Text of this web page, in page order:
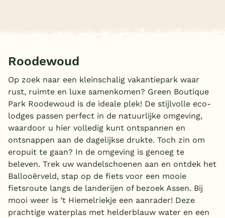
Blog
Onze e-boeken
Roodewoud
Op zoek naar een kleinschalig vakantiepark waar
rust, ruimte en luxe samenkomen? Green Boutique
Park Roodewoud is de ideale plek! De stijlvolle eco-
lodges passen perfect in de natuurlijke omgeving,
waardoor u hier volledig kunt ontspannen en
ontsnappen aan de dagelijkse drukte. Toch zin om
eropuit te gaan? In de omgeving is genoeg te
beleven. Trek uw wandelschoenen aan en ontdek het
Ballooërveld, stap op de fiets voor een mooie
fietsroute langs de landerijen of bezoek Assen. Bij
mooi weer is ’t Hiemelriekje een aanrader! Deze
prachtige waterplas met helderblauw water en een